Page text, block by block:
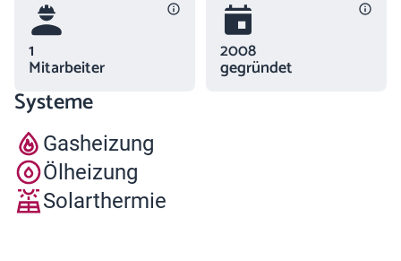
1
Mitarbeiter
2008
gegründet
Systeme
Gasheizung
Ölheizung
Solarthermie